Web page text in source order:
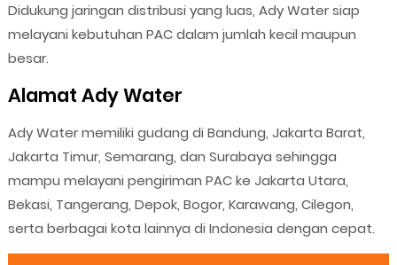
Didukung jaringan distribusi yang luas, Ady Water siap
melayani kebutuhan PAC dalam jumlah kecil maupun
besar.
Alamat Ady Water
Ady Water memiliki gudang di Bandung, Jakarta Barat,
Jakarta Timur, Semarang, dan Surabaya sehingga
mampu melayani pengiriman PAC ke Jakarta Utara,
Bekasi, Tangerang, Depok, Bogor, Karawang, Cilegon,
serta berbagai kota lainnya di Indonesia dengan cepat.